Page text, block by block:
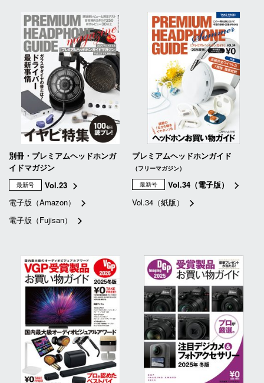
別冊・プレミアムヘッドホンガ
イドマガジン
最新号
Vol.23
電子版（Amazon）
電子版（Fujisan）
プレミアムヘッドホンガイド
（フリーマガジン）
最新号
Vol.34（電子版）
Vol.34（紙版）